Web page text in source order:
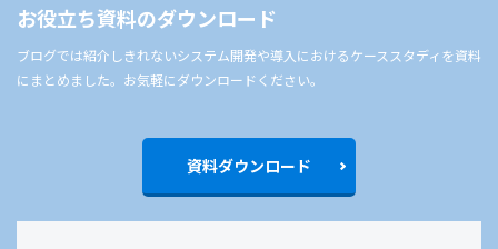
お役立ち資料のダウンロード
ブログでは紹介しきれないシステム開発や導入におけるケーススタディを資料
にまとめました。お気軽にダウンロードください。
資料ダウンロード